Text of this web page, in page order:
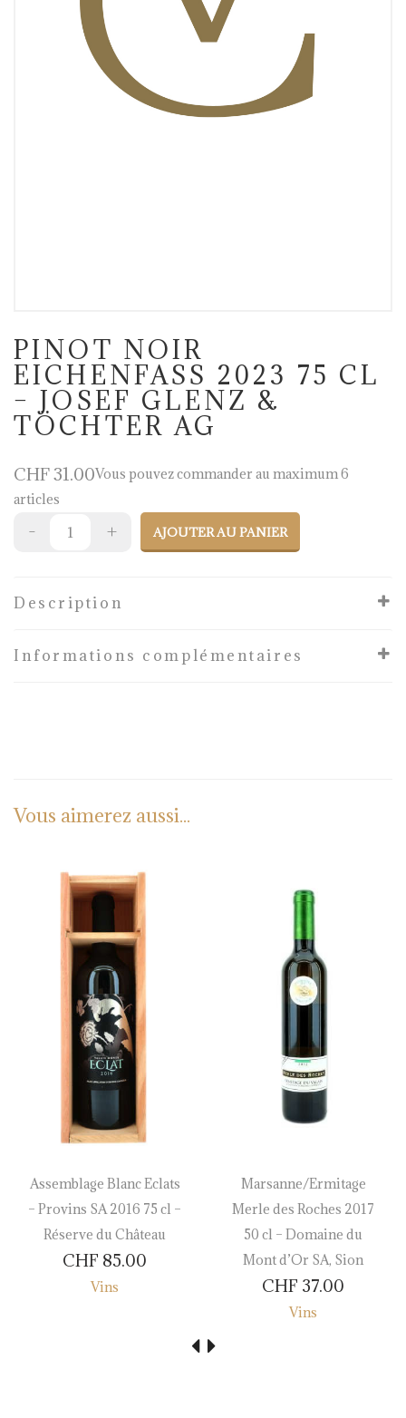
PINOT NOIR
EICHENFASS 2023 75 CL
– JOSEF GLENZ &
TÖCHTER AG
CHF31.00Vous pouvez commander au maximum 6
articles
AJOUTER AU PANIER
Description
Informations complémentaires
Vous aimerez aussi...
Assemblage Blanc Eclats
– Provins SA 2016 75 cl –
Réserve du Château
CHF 85.00
Vins
Marsanne/Ermitage
Merle des Roches 2017
50 cl – Domaine du
Mont d’Or SA, Sion
CHF 37.00
Vins